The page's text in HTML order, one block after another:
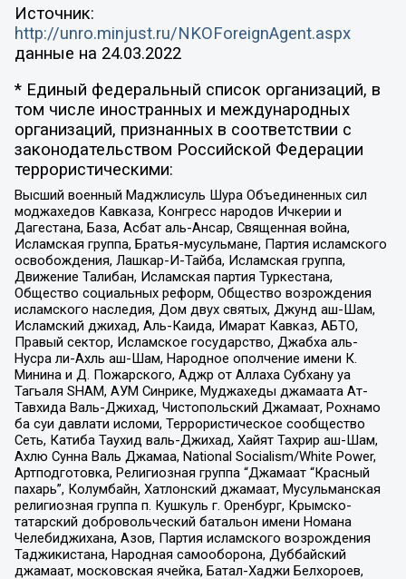
Источник:
http://unro.minjust.ru/NKOForeignAgent.aspx
данные на 24.03.2022
* Единый федеральный список организаций, в
том числе иностранных и международных
организаций, признанных в соответствии с
законодательством Российской Федерации
террористическими:
Высший военный Маджлисуль Шура Объединенных сил
моджахедов Кавказа, Конгресс народов Ичкерии и
Дагестана, База, Асбат аль-Ансар, Священная война,
Исламская группа, Братья-мусульмане, Партия исламского
освобождения, Лашкар-И-Тайба, Исламская группа,
Движение Талибан, Исламская партия Туркестана,
Общество социальных реформ, Общество возрождения
исламского наследия, Дом двух святых, Джунд аш-Шам,
Исламский джихад, Аль-Каида, Имарат Кавказ, АБТО,
Правый сектор, Исламское государство, Джабха аль-
Нусра ли-Ахль аш-Шам, Народное ополчение имени К.
Минина и Д. Пожарского, Аджр от Аллаха Субхану уа
Тагьаля SHAM, АУМ Синрике, Муджахеды джамаата Ат-
Тавхида Валь-Джихад, Чистопольский Джамаат, Рохнамо
ба суи давлати исломи, Террористическое сообщество
Сеть, Катиба Таухид валь-Джихад, Хайят Тахрир аш-Шам,
Ахлю Сунна Валь Джамаа, National Socialism/White Power,
Артподготовка, Религиозная группа “Джамаат “Красный
пахарь”, Колумбайн, Хатлонский джамаат, Мусульманская
религиозная группа п. Кушкуль г. Оренбург, Крымско-
татарский добровольческий батальон имени Номана
Челебиджихана, Азов, Партия исламского возрождения
Таджикистана, Народная самооборона, Дуббайский
джамаат, московская ячейка, Батал-Хаджи Белхороев,